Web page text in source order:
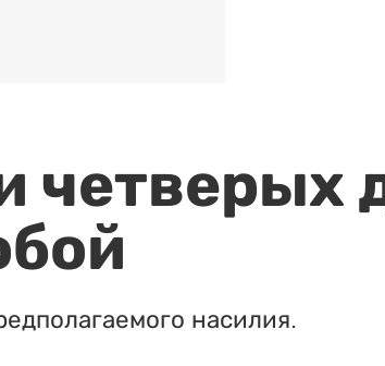
четверых
насилия.